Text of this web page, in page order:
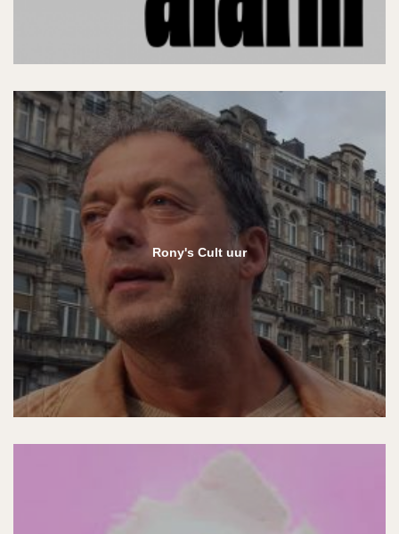
Rony's Cult uur